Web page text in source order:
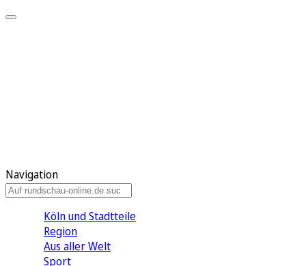
Navigation
Köln und Stadtteile
Region
Aus aller Welt
Sport